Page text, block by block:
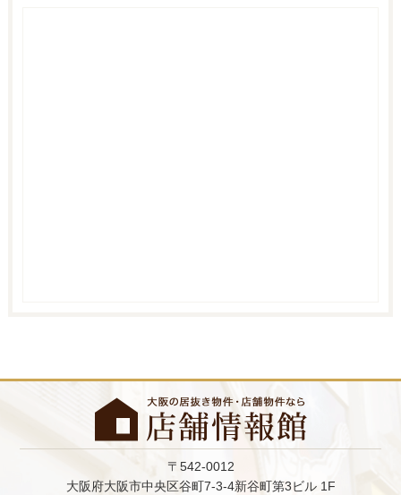
〒542-0012
大阪府大阪市中央区谷町7-3-4新谷町第3ビル 1F